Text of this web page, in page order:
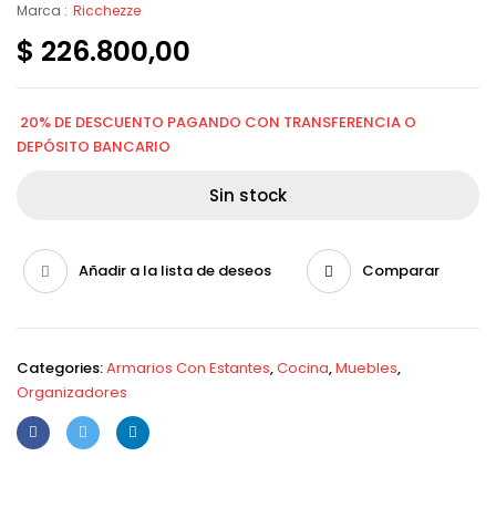
Marca : Ricchezze
$ 226.800,00
20% DE DESCUENTO PAGANDO CON TRANSFERENCIA O
DEPÓSITO BANCARIO
Sin stock
Añadir a la lista de deseos Comparar
Categories:Armarios Con Estantes,Cocina,Muebles,
Organizadores